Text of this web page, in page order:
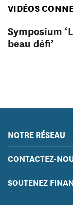
VIDÉOS
Symposium
beau défi’
NOTRE RÉSEAU
CONTACTEZ-
SOUTENEZ